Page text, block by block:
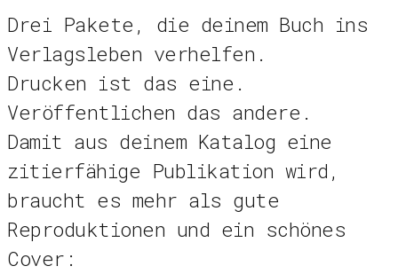
Drei Pakete, die deinem Buch ins
Verlagsleben verhelfen.
Drucken ist das eine.
Veröffentlichen das andere.
Damit aus deinem Katalog eine
zitierfähige Publikation wird,
braucht es mehr als gute
Reproduktionen und ein schönes
Cover: